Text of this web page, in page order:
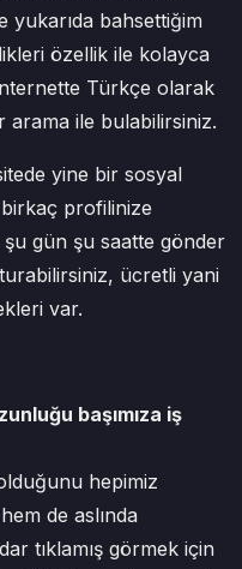
yukarıda bahsettiğim
özellik ile kolayca
Türkçe olarak
ile bulabilirsiniz.
yine bir sosyal
birkaç profilinize
gün şu saatte gönder
ücretli yani
var.
başımıza iş
hepimiz
de aslında
tıklamış görmek için